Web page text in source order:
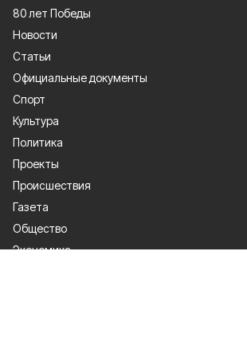
80 лет Победы
Новости
Статьи
Официальные документы
Спорт
Культура
Политика
Проекты
Происшествия
Газета
Общество
Экономика